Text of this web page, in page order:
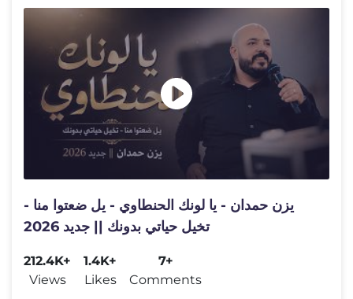
يزن حمدان - يا لونك الحنطاوي - يل ضعتوا منا -
تخيل حياتي بدونك || جديد 2026
212.4K+
Views
1.4K+
Likes
7+
Comments